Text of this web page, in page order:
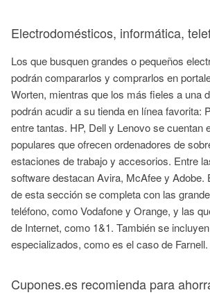
Electrodomésticos, informática,
Los que busquen grandes o pequeños
podrán compararlos y comprarlos en
Worten, mientras que los más fieles a una
podrán acudir a su tienda en línea favorita:
entre tantas. HP, Dell y Lenovo se cuentan
populares que ofrecen ordenadores de
estaciones de trabajo y accesorios. Entre
software destacan Avira, McAfee y Adobe.
de esta sección se completa con las
teléfono, como Vodafone y Orange, y las
de Internet, como 1&1. También se
especializados, como es el caso de Farnell.
Cupones.es recomienda para